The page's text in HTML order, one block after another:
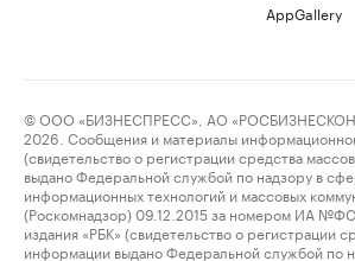
AppGallery
© ООО «БИЗНЕСПРЕСС», АО
2026. Сообщения и материалы
(свидетельство о регистрации средства
выдано Федеральной службой по надзору в
информационных технологий и массовых
(Роскомнадзор) 09.12.2015 за номером ИА
издания «РБК» (свидетельство о регистрации
информации выдано Федеральной службой по